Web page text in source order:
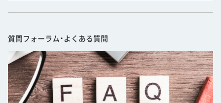
質問フォーラム･よくある質問